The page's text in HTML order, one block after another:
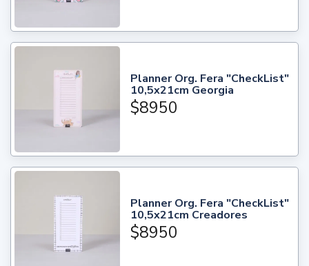
Planner Org. Fera "CheckList"
10,5x21cm Georgia
$8950
Planner Org. Fera "CheckList"
10,5x21cm Creadores
$8950